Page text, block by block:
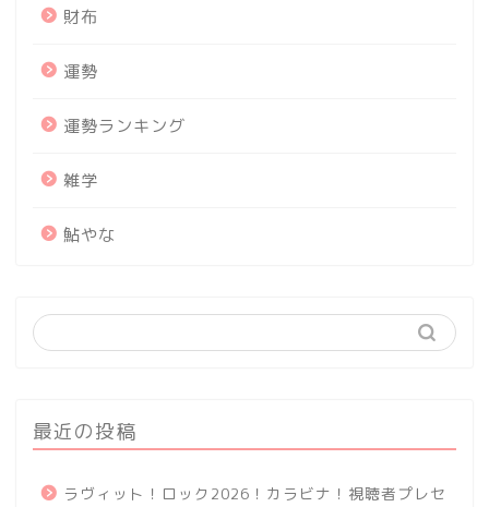
財布
運勢
運勢ランキング
雑学
鮎やな
最近の投稿
ラヴィット！ロック2026！カラビナ！視聴者プレセ